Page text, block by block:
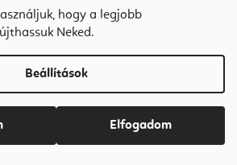
hogy a legjobb
Neked.
Beállítások
Elfogadom